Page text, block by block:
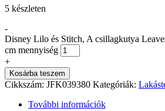
5 készleten
-
Disney Lilo és Stitch, A csillagkutya
cm mennyiség
+
Kosárba teszem
Cikkszám: JFK039380 Kategóriák:
További információk